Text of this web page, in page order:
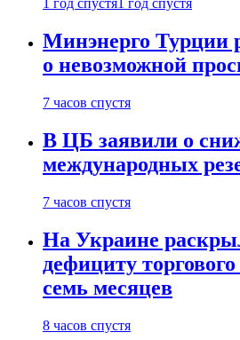
1 год спустя 1 год спустя
Минэнерго Турции
о невозможной
7 часов спустя
В ЦБ заявили о
международных
7 часов спустя
На Украине
дефициту торгового
семь месяцев
8 часов спустя